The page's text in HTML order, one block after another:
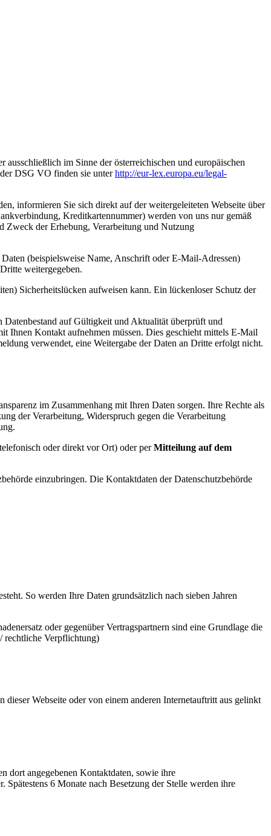
im Sinne der österreichischen und europäischen
DSG VO finden sie unterhttp://eur-lex.europa.eu/legal-
informieren Sie sich direkt auf der weitergeleiteten Webseite über
Kreditkartennummer) werden von uns nur gemäß
Zweck der Erhebung, Verarbeitung und Nutzung
(beispielsweise Name, Anschrift oder E-Mail-Adressen)
weitergegeben.
Sicherheitslücken aufweisen kann. Ein lückenloser Schutz der
Datenbestand auf Gültigkeit und Aktualität überprüft und
Ihnen Kontakt aufnehmen müssen. Dies geschieht mittels E-Mail
verwendet, eine Weitergabe der Daten an Dritte erfolgt nicht.
im Zusammenhang mit Ihren Daten sorgen. Ihre Rechte als
der Verarbeitung, Widerspruch gegen die Verarbeitung
oder direkt vor Ort) oder perMitteilung auf dem
einzubringen. Die Kontaktdaten der Datenschutzbehörde
So werden Ihre Daten grundsätzlich nach sieben Jahren
oder gegenüber Vertragspartnern sind eine Grundlage die
rechtliche Verpflichtung)
Webseite oder von einem anderen Internetauftritt aus gelinkt
dort angegebenen Kontaktdaten, sowie ihre
6 Monate nach Besetzung der Stelle werden ihre